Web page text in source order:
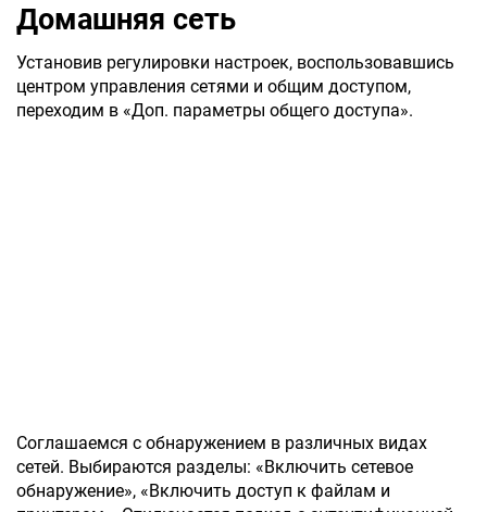
Домашняя сеть
Установив регулировки настроек, воспользовавшись
центром управления сетями и общим доступом,
переходим в «Доп. параметры общего доступа».
Соглашаемся с обнаружением в различных видах
сетей. Выбираются разделы: «Включить сетевое
обнаружение», «Включить доступ к файлам и